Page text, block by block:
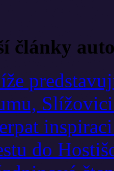
články
do